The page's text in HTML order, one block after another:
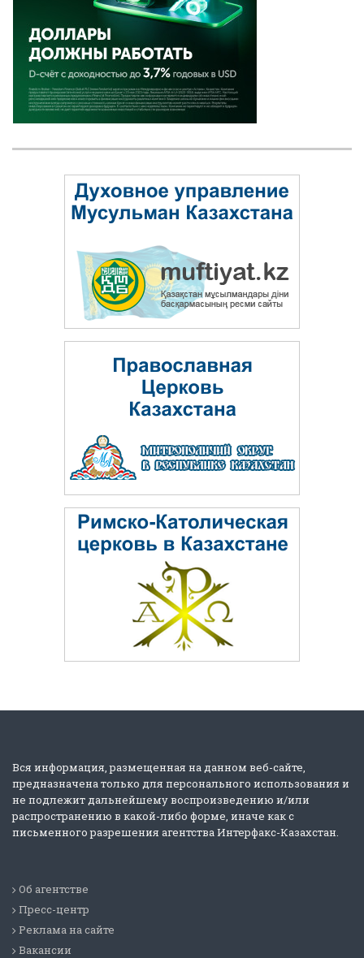
Вся информация, размещенная на данном веб-сайте,
предназначена только для персонального использования и
не подлежит дальнейшему воспроизведению и/или
распространению в какой-либо форме, иначе как с
письменного разрешения агентства Интерфакс-Казахстан.
Об агентстве
Пресс-центр
Реклама на сайте
Вакансии